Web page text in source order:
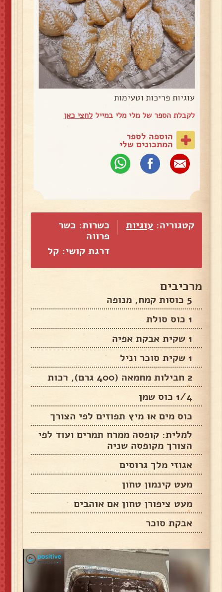
עוגיות פריכות וטעימות
לקבלת הספר של מלי מלי במייללחצי כאן
הוספה לספר
המתכונים שלי
קטגוריה: עוגיות
כשרות: כשר
פרווה
דרגת קושי: קל
מרכיבים
5 כוסות קמח, מנופה
1 כוס סולת
1 שקית אבקת אפיה
1 שקית סוכר וניל
2 חבילות מחמאה (400 גרם), רכות
1/4 כוס שמן
כוס מים או מיץ תפוזים לפי הצורך
למלית: קופסה ממרח תמרים ועוד לפי
הצורך מקופסה שניה
אגוזי מלך גרוסים
מעט קינמון טחון
מעט ציפורן טחון אם אוהבים
אבקת סוכר